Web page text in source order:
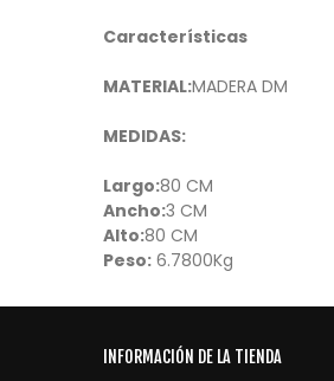
Características
MATERIAL:MADERA DM
MEDIDAS:
Largo:80 CM
Ancho:3 CM
Alto:80 CM
Peso: 6.7800Kg
INFORMACIÓN DE LA TIENDA